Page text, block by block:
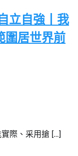
立自強丨我
圍居世界前
際、采用搶 […]